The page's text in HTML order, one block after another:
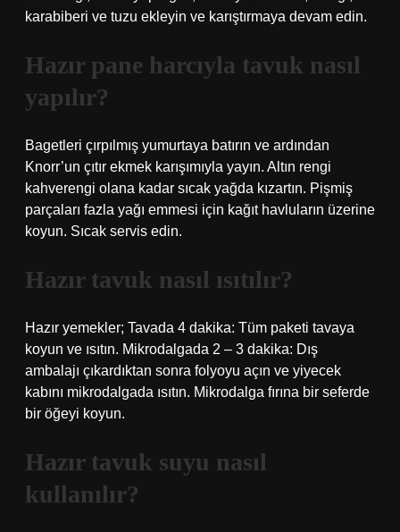
karabiberi ve tuzu ekleyin ve karıştırmaya devam edin.
Hazır pane harcıyla tavuk nasıl
yapılır?
Bagetleri çırpılmış yumurtaya batırın ve ardından
Knorr’un çıtır ekmek karışımıyla yayın. Altın rengi
kahverengi olana kadar sıcak yağda kızartın. Pişmiş
parçaları fazla yağı emmesi için kağıt havluların üzerine
koyun. Sıcak servis edin.
Hazır tavuk nasıl ısıtılır?
Hazır yemekler; Tavada 4 dakika: Tüm paketi tavaya
koyun ve ısıtın. Mikrodalgada 2 – 3 dakika: Dış
ambalajı çıkardıktan sonra folyoyu açın ve yiyecek
kabını mikrodalgada ısıtın. Mikrodalga fırına bir seferde
bir öğeyi koyun.
Hazır tavuk suyu nasıl
kullanılır?